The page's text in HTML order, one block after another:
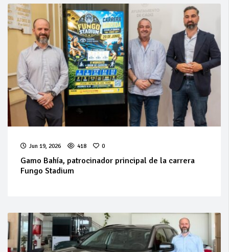
Jun 19, 2026 418 0
Gamo Bahía, patrocinador principal de la carrera
Fungo Stadium